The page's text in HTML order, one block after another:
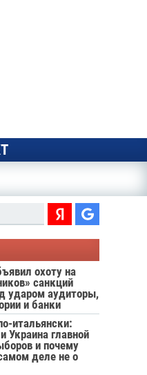
охоту на
санкций
ударом аудиторы,
и банки
итальянски:
Украина главной
и почему
деле не о